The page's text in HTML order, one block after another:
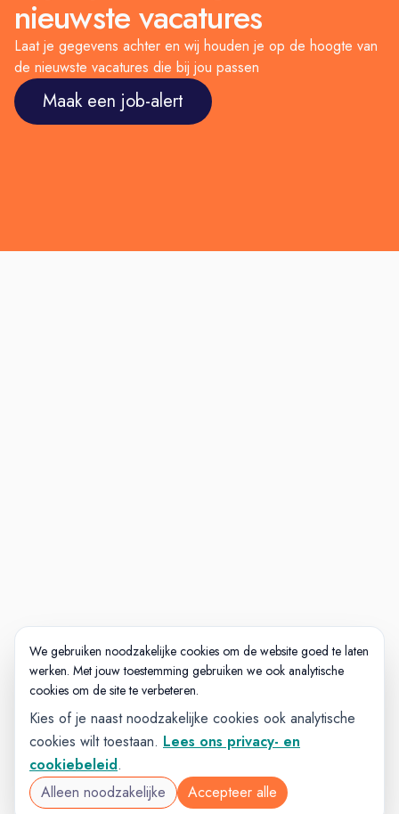
nieuwste vacatures
Laat je gegevens achter en wij houden je op de hoogte van
de nieuwste vacatures die bij jou passen
Maak een job-alert
We gebruiken noodzakelijke cookies om de website goed te laten
werken. Met jouw toestemming gebruiken we ook analytische
cookies om de site te verbeteren.
Kies of je naast noodzakelijke cookies ook analytische
cookies wilt toestaan. Lees ons privacy- en
cookiebeleid.
Alleen noodzakelijke
Accepteer alle